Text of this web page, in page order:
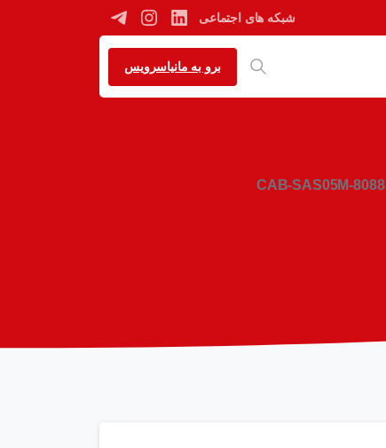
شبکه های اجتماعی
برو به مانیاسرویس
CAB-SAS05M-8088